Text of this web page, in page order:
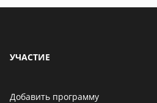
УЧАСТИЕ
Добавить программу